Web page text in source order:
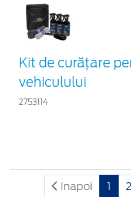
Kit de curățare
vehiculului
2753114
Inapoi 1 2